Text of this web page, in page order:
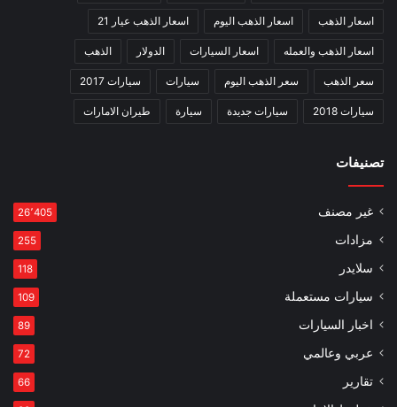
اسعار الذهب اسعار الذهب اليوم اسعار الذهب عيار 21
اسعار الذهب والعمله اسعار السيارات الدولار الذهب
سعر الذهب سعر الذهب اليوم سيارات سيارات 2017
سيارات 2018 سيارات جديدة سيارة طيران الامارات
تصنيفات
غير مصنف 26٬405
مزادات 255
سلايدر 118
سيارات مستعملة 109
اخبار السيارات 89
عربي وعالمي 72
تقارير 66